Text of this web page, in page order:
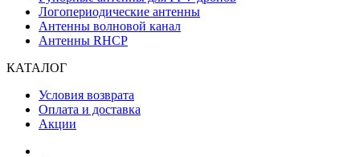
Логопериодические антенны
Антенны волновой канал
Антенны RHCP
КАТАЛОГ
Условия возврата
Оплата и доставка
Акции